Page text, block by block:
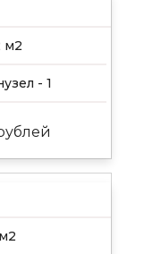
м2
- 1